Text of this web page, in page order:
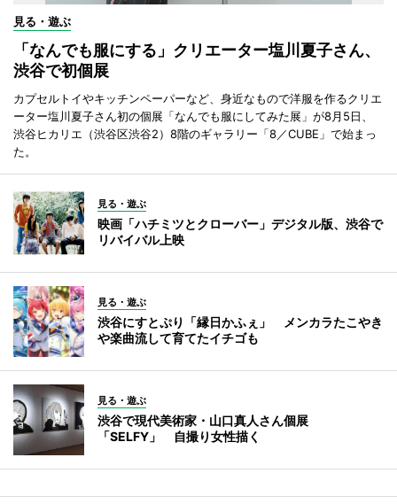
見る・遊ぶ
「なんでも服にする」クリエーター塩川夏子さん、
渋谷で初個展
カプセルトイやキッチンペーパーなど、身近なもので洋服を作るクリエ
ーター塩川夏子さん初の個展「なんでも服にしてみた展」が8月5日、
渋谷ヒカリエ（渋谷区渋谷2）8階のギャラリー「8／CUBE」で始まっ
た。
見る・遊ぶ
映画「ハチミツとクローバー」デジタル版、渋谷で
リバイバル上映
見る・遊ぶ
渋谷にすとぷり「縁日かふぇ」 メンカラたこやき
や楽曲流して育てたイチゴも
見る・遊ぶ
渋谷で現代美術家・山口真人さん個展
「SELFY」 自撮り女性描く